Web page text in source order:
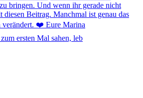
ersten Mal sahen, leb